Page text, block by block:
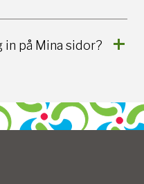
in på Mina sidor?